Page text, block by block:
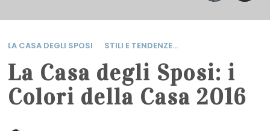
LA CASA DEGLI SPOSI STILI E TENDENZE...
La Casa degli Sposi: i
Colori della Casa 2016